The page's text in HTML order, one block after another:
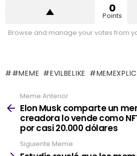
0
Points
Browse and manage your votes from
#MEME EVILBELIKE
more
Meme Anterior
Elon Musk comparte un
creadora lo vende como
por casi 20.000 dólares
Siguiente Meme